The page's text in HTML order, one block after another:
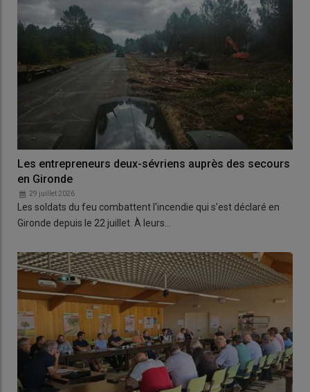
Les entrepreneurs deux-sévriens auprès des secours
en Gironde
29 juillet 2026
Les soldats du feu combattent l'incendie qui s'est déclaré en
Gironde depuis le 22 juillet. À leurs…